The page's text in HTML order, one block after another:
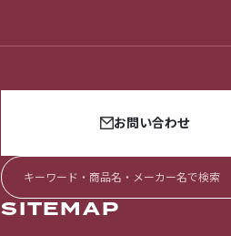
お問い合わせ
SITEMAP